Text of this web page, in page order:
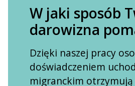
W jaki sposób
darowizna
Dzięki naszej pracy
doświadczeniem
migranckim otrzymują